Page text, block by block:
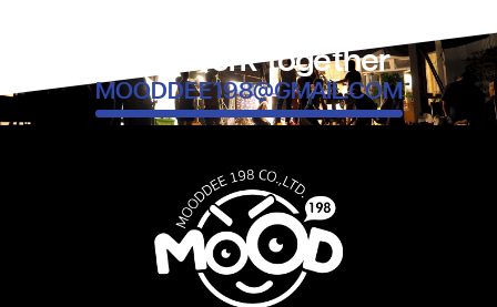
Let’s work together
MOODDEE198@GMAIL.COM